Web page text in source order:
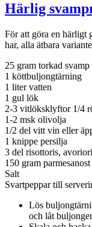
Härlig
För att göra en härligt
har, alla ätbara
25 gram torkad
1 köttbuljongtärning
1 liter vatten
1 gul lök
2-3 vitlöksklyftor 1/4
1-2 msk olivolja
1/2 del vitt vin eller
1 knippe persilja
3 del risottoris,
150 gram parmesanost
Salt
Svartpeppar till
Lös
och låt